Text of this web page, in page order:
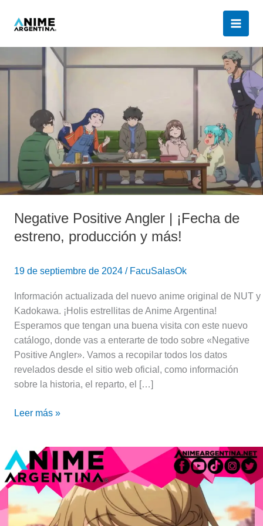
Negative Positive Angler | ¡Fecha de
estreno, producción y más!
19 de septiembre de 2024 / FacuSalasOk
Información actualizada del nuevo anime original de NUT y
Kadokawa. ¡Holis estrellitas de Anime Argentina!
Esperamos que tengan una buena visita con este nuevo
catálogo, donde vas a enterarte de todo sobre «Negative
Positive Angler». Vamos a recopilar todos los datos
revelados desde el sitio web oficial, como información
sobre la historia, el reparto, el […]
Positive
¡Fecha
estreno,
producción
y
más!
Leer más »
Tomoe
Koga,
la
que